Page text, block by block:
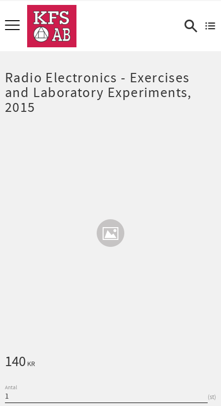
Meny
Radio Electronics - Exercises
and Laboratory Experiments,
2015
140 KR
Antal
st